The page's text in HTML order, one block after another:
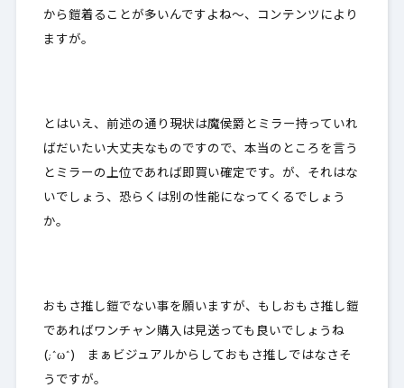
から鎧着ることが多いんですよね～、コンテンツにより
ますが。
とはいえ、前述の通り現状は魔侯爵とミラー持っていれ
ばだいたい大丈夫なものですので、本当のところを言う
とミラーの上位であれば即買い確定です。が、それはな
いでしょう、恐らくは別の性能になってくるでしょう
か。
おもさ推し鎧でない事を願いますが、もしおもさ推し鎧
であればワンチャン購入は見送っても良いでしょうね
(;^ω^) まぁビジュアルからしておもさ推しではなさそ
うですが。